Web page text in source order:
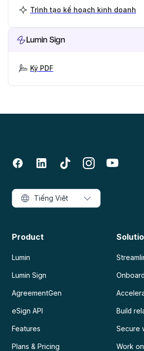
Trình tạo kế hoạch kinh doanh
Lumin Sign
Ký PDF
Product
Lumin
Lumin Sign
AgreementGen
eSign API
Features
Plans & Pricing
Build
Secure
Work
Tiếng Việt